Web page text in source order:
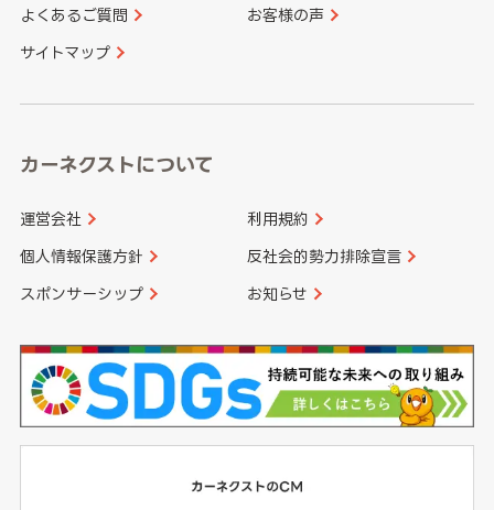
香川県 愛媛県
大分県 宮崎県
よくあるご質問 お客様の声
サイトマップ
カーネクストについて
運営会社 利用規約
個人情報保護方針 反社会的勢力排除宣言
スポンサーシップ お知らせ